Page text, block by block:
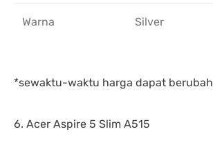
Warna Silver
*sewaktu-waktu harga dapat berubah
6. Acer Aspire 5 Slim A515